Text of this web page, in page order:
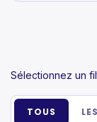
Sélectionnez un
TOUS